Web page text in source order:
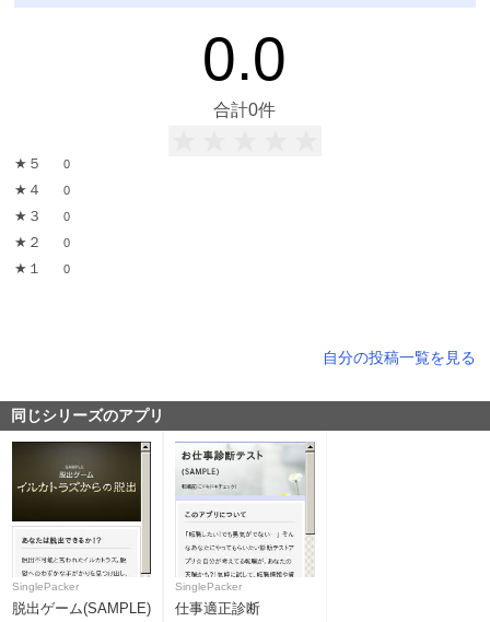
0.0
合計0件
★５ 0
★４ 0
★３ 0
★２ 0
★１ 0
自分の投稿一覧を見る
同じシリーズのアプリ
SinglePacker
脱出ゲーム(SAMPLE)
SinglePacker
仕事適正診断